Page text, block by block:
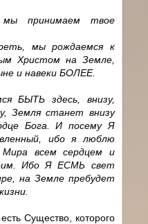
мы принимаем твое
мы рождаемся к
Христом на Земле,
и навеки БОЛЕЕ.
БЫТЬ здесь, внизу,
Земля станет внизу
Бога. И посему Я
ибо я люблю
всем сердцем и
Ибо Я ЕСМЬ свет
на Земле пребудет
Существо, которого